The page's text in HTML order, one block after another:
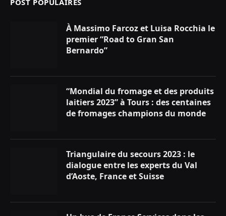
POST POPULAIRES
À Massimo Farcoz et Luisa Rocchia le
premier “Road to Gran San
Bernardo”
“Mondial du fromage et des produits
laitiers 2023” à Tours : des centaines
de fromages champions du monde
Triangulaire du secours 2023 : le
dialogue entre les experts du Val
d’Aoste, France et Suisse